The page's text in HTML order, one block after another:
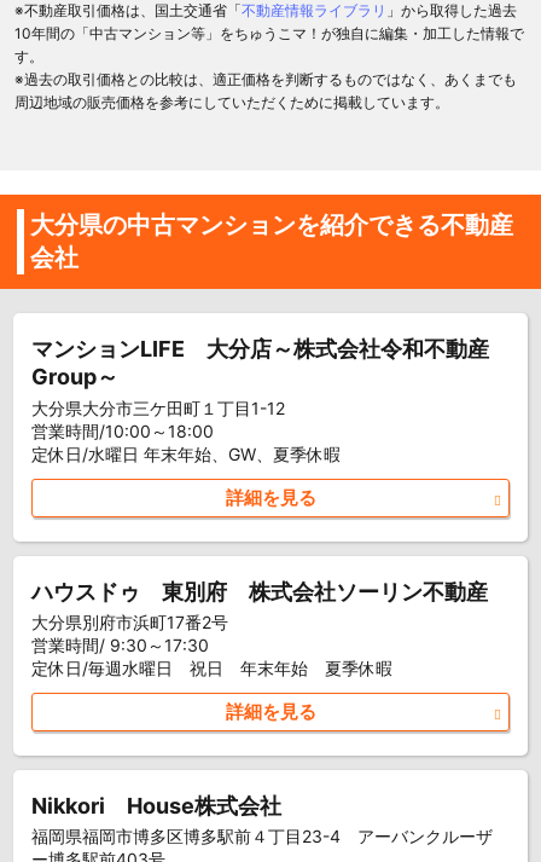
※不動産取引価格は、国土交通省「不動産情報ライブラリ 」から取得した過去
10年間の「中古マンション等」をちゅうこマ！が独自に編集・加工した情報で
す。
※過去の取引価格との比較は、適正価格を判断するものではなく、あくまでも
周辺地域の販売価格を参考にしていただくために掲載しています。
大分県の中古マンションを紹介できる不動産
会社
マンションLIFE 大分店～株式会社令和不動産
Group～
大分県大分市三ケ田町１丁目1-12
営業時間/10:00～18:00
定休日/水曜日 年末年始、GW、夏季休暇
詳細を見る
ハウスドゥ 東別府 株式会社ソーリン不動産
大分県別府市浜町17番2号
営業時間/ 9:30～17:30
定休日/毎週水曜日 祝日 年末年始 夏季休暇
詳細を見る
Nikkori House株式会社
福岡県福岡市博多区博多駅前４丁目23-4 アーバンクルーザ